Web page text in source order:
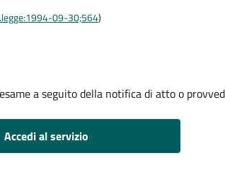
09-30;564)
a seguito della notifica di atto o
Accedi al servizio